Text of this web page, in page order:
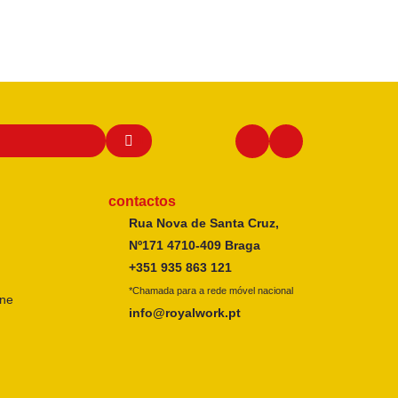
contactos
Rua Nova de Santa Cruz,
Nº171 4710-409 Braga
+351 935 863 121
*Chamada para a rede móvel nacional
info@royalwork.pt